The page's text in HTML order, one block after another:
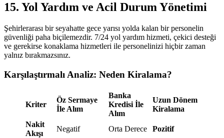
15. Yol Yardım ve Acil Durum Yönetimi
Şehirlerarası bir seyahatte gece yarısı yolda kalan bir personelin
güvenliği paha biçilemezdir. 7/24 yol yardım hizmeti, çekici desteği
ve gerekirse konaklama hizmetleri ile personelinizi hiçbir zaman
yalnız bırakmazsınız.
Karşılaştırmalı Analiz: Neden Kiralama?
Kriter
Öz Sermaye
İle Alım
Banka
Kredisi İle
Alım
Uzun Dönem
Kiralama
Nakit
Akışı
Negatif Orta Derece Pozitif